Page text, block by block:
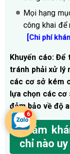
Mọi hạng
công khai để
[Chi phí
Khuyến cáo:
tránh phải xử lý
các cơ sở kém
lựa chọn các
đảm bảo về độ
Thăm
chỉ nào